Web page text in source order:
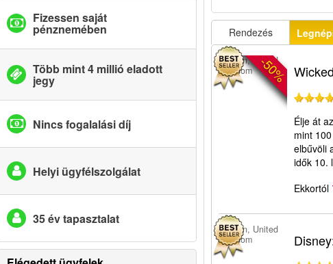
Fizessen saját
pénznemében
Több mint 4 millió eladott
jegy
Nincs fogalalási díj
Helyi ügyfélszolgálat
35 év tapasztalat
Rendezés
-50%
London, United
Kingdom
Élje át
mint
elbűvöli
idők 10.
Ekkortól
London, United
Kingdom